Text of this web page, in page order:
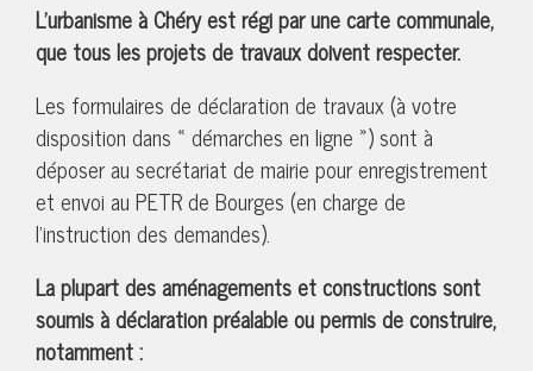
L'urbanisme à Chéry est régi par une carte communale,
que tous les projets de travaux doivent respecter.
Les formulaires de déclaration de travaux (à votre
disposition dans « démarches en ligne ») sont à
déposer au secrétariat de mairie pour enregistrement
et envoi au PETR de Bourges (en charge de
l’instruction des demandes).
La plupart des aménagements et constructions sont
soumis à déclaration préalable ou permis de construire,
notamment :